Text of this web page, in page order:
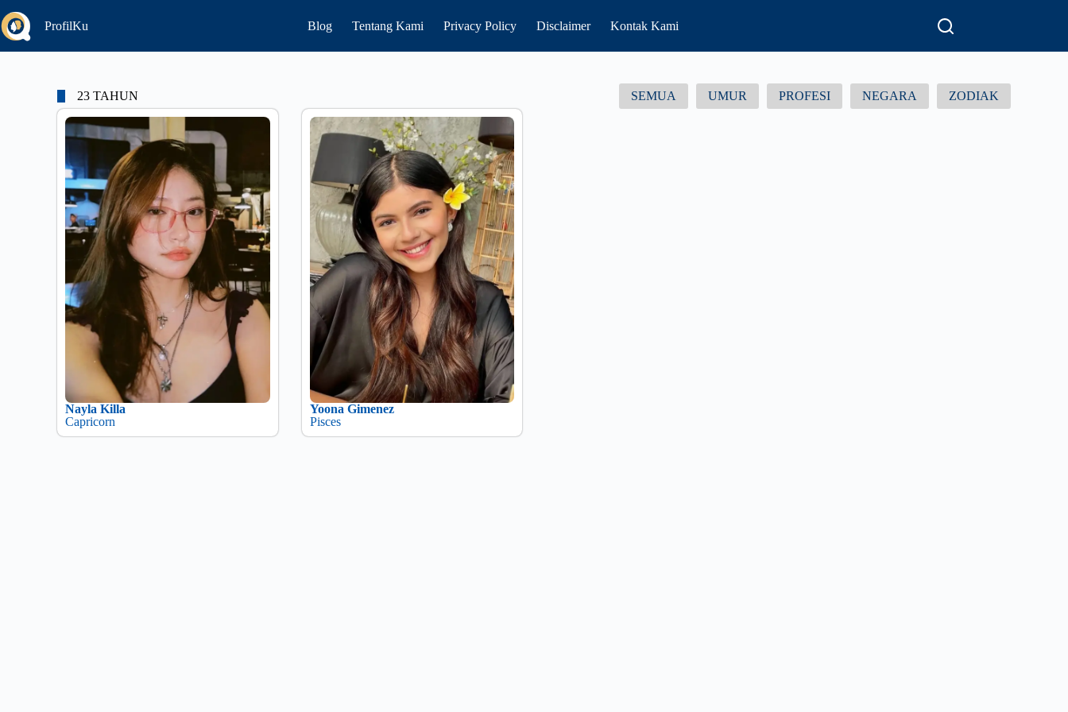
ProfilKu Blog Tentang Kami Privacy Policy Disclaimer Kontak Kami
23 TAHUN SEMUA UMUR PROFESI NEGARA ZODIAK
Nayla Killa
Capricorn
Yoona Gimenez
Pisces